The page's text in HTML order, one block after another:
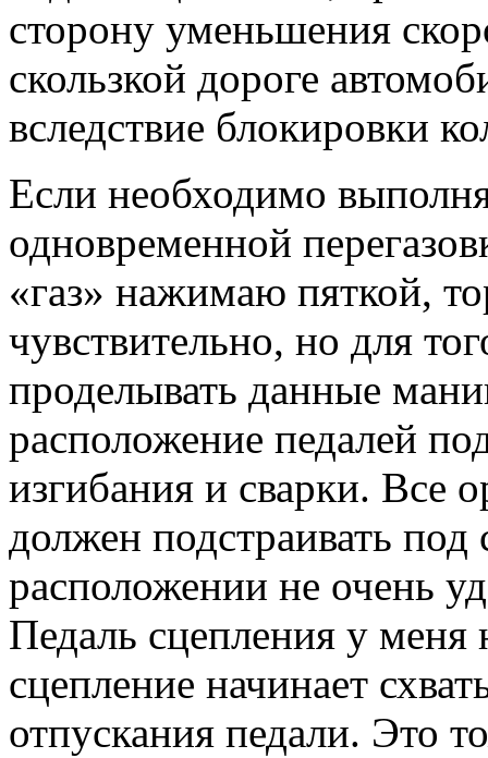
сторону уменьшения
скользкой дороге
вследствие блокировки
Если необходимо
одновременной
«газ» нажимаю пяткой,
чувствительно, но для
проделывать данные
расположение педалей
изгибания и сварки. Все
должен подстраивать
расположении не очень
Педаль сцепления у меня
сцепление начинает
отпускания педали. Это